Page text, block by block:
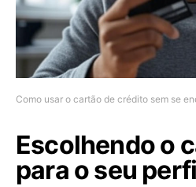
Como usar o cartão de crédito sem se
Escolhendo o
para o seu